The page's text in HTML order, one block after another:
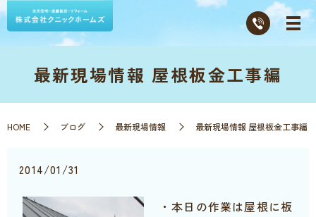
最新現場情報 屋根板金工事編
HOME ブログ 最新現場情報 最新現場情報 屋根板金工事編
2014/01/31
・本日の作業は屋根に板